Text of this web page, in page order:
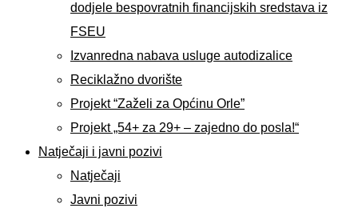
dodjele bespovratnih financijskih sredstava iz
FSEU
Izvanredna nabava usluge autodizalice
Reciklažno dvorište
Projekt “Zaželi za Općinu Orle”
Projekt „54+ za 29+ – zajedno do posla!“
Natječaji i javni pozivi
Natječaji
Javni pozivi